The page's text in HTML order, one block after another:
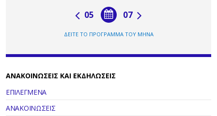
07
05
ΔΕΙΤΕ ΤΟ ΠΡΟΓΡΑΜΜΑ ΤΟΥ ΜΗΝΑ
ΑΝΑΚΟΙΝΩΣΕΙΣ ΚΑΙ ΕΚΔΗΛΩΣΕΙΣ
ΕΠΙΛΕΓΜΕΝΑ
ΑΝΑΚΟΙΝΩΣΕΙΣ